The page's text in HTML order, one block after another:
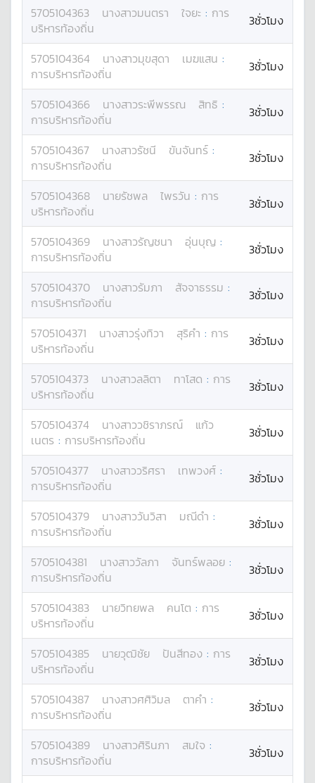
5705104363 นางสาวมนตรา ใจยะ : การ
บริหารท้องถิ่น
3ชั่วโมง
5705104364 นางสาวมุขสุดา เมฆแสน :
การบริหารท้องถิ่น
3ชั่วโมง
5705104366 นางสาวระพีพรรณ สิทธิ :
การบริหารท้องถิ่น
3ชั่วโมง
5705104367 นางสาวรัชนี ขันจันทร์ :
การบริหารท้องถิ่น
3ชั่วโมง
5705104368 นายรัชพล ไพรวัน : การ
บริหารท้องถิ่น
3ชั่วโมง
5705104369 นางสาวรัญชนา อุ่นบุญ :
การบริหารท้องถิ่น
3ชั่วโมง
5705104370 นางสาวรัมภา สัจจาธรรม :
การบริหารท้องถิ่น
3ชั่วโมง
5705104371 นางสาวรุ่งทิวา สุริคำ : การ
บริหารท้องถิ่น
3ชั่วโมง
5705104373 นางสาวลลิตา ทาโสด : การ
บริหารท้องถิ่น
3ชั่วโมง
5705104374 นางสาววชิราภรณ์
แก้ว
เนตร : การบริหารท้องถิ่น 3ชั่วโมง
5705104377 นางสาววริศรา เทพวงศ์ :
การบริหารท้องถิ่น
3ชั่วโมง
5705104379 นางสาววันวิสา มณีดำ :
การบริหารท้องถิ่น
3ชั่วโมง
5705104381 นางสาววัลภา จันทร์พลอย :
การบริหารท้องถิ่น
3ชั่วโมง
5705104383 นายวิทยพล คนโต : การ
บริหารท้องถิ่น
3ชั่วโมง
5705104385 นายวุฒิชัย ปันสีทอง : การ
บริหารท้องถิ่น
3ชั่วโมง
5705104387 นางสาวศศิวิมล ตาคำ :
การบริหารท้องถิ่น
3ชั่วโมง
5705104389 นางสาวศิรินภา สมใจ :
การบริหารท้องถิ่น
3ชั่วโมง